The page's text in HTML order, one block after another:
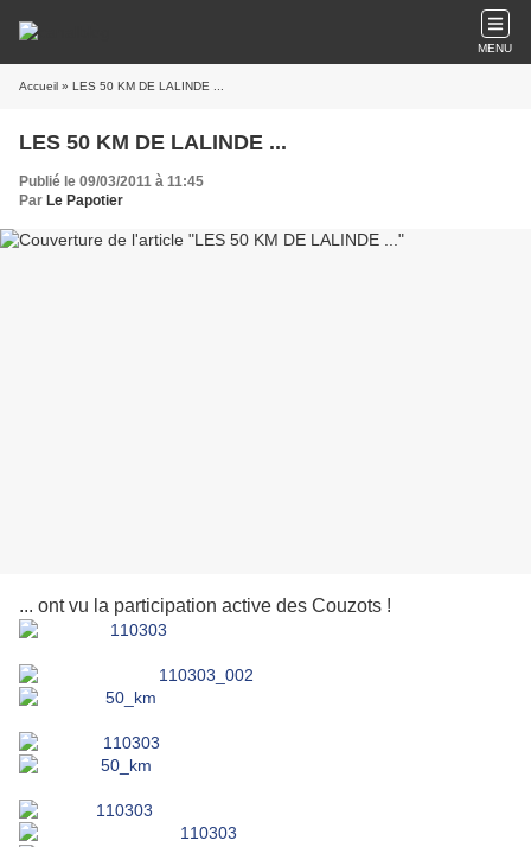
MENU
Accueil » LES 50 KM DE LALINDE ...
LES 50 KM DE LALINDE ...
Publié le 09/03/2011 à 11:45
Par Le Papotier
... ont vu la participation active des Couzots !